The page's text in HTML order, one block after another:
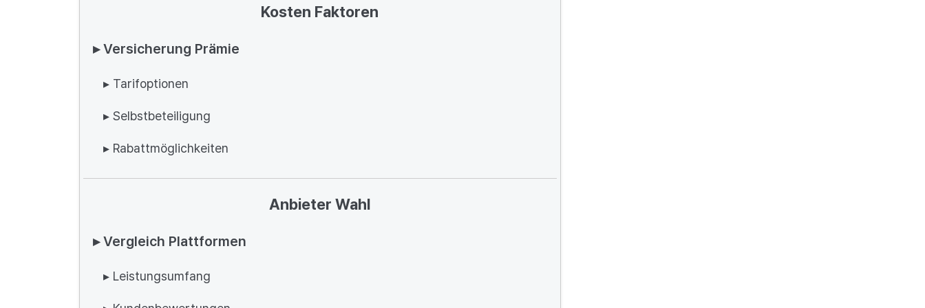
Kosten Faktoren
▸ Versicherung Prämie
▸ Tarifoptionen
▸ Selbstbeteiligung
▸ Rabattmöglichkeiten
Anbieter Wahl
▸ Vergleich Plattformen
▸ Leistungsumfang